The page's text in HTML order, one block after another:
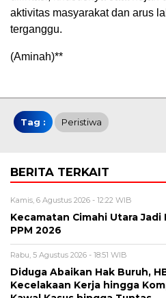
aktivitas masyarakat dan arus
terganggu.
(Aminah)**
Tag : Peristiwa
BERITA TERKAIT
Kamis, 6 Agustus 2026 - 12:22 WIB
Kecamatan Cimahi Utara
PPM 2026
Rabu, 5 Agustus 2026 - 18:51 WIB
Diduga Abaikan Hak Buruh,
Kecelakaan Kerja hingga